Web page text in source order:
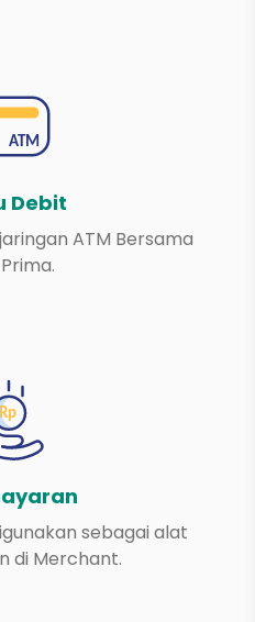
Debit
ATM Bersama
sebagai alat
di Merchant.